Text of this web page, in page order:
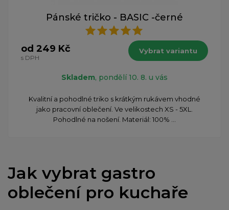
Pánské tričko - BASIC -černé
od 249 Kč
s DPH
Vybrat variantu
Skladem, pondělí 10. 8. u vás
Kvalitní a pohodlné triko s krátkým rukávem vhodné
jako pracovní oblečení. Ve velikostech XS - 5XL.
Pohodlné na nošení. Materiál: 100% ...
Jak vybrat gastro
oblečení pro kuchaře